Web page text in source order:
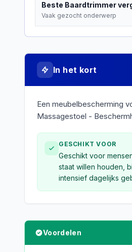
Beste Baardtrimmer
Vaak gezocht onderwerp
In het kort
Een meubelbescherming
Massagestoel -
GESCHIKT VOOR
Geschikt voor
staat willen houden,
intensief dagelijks
Voordelen